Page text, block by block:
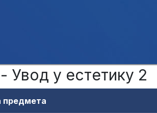
Увод у естетику 2
предмета